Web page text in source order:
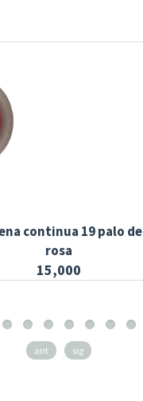
continua 19 palo de
rosa
15,000
ant sig